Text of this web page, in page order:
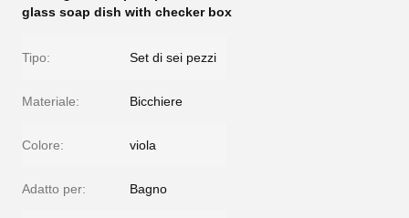
glass soap dish with checker box
Tipo: Set di sei pezzi
Materiale: Bicchiere
Colore: viola
Adatto per: Bagno